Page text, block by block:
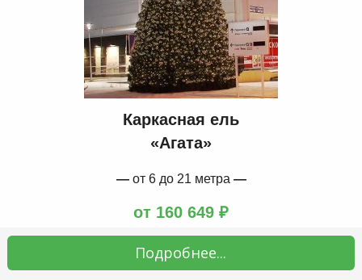
Каркасная ель
«Агата»
—от 6 до 21 метра —
от 160 649 ₽
Подробнее...